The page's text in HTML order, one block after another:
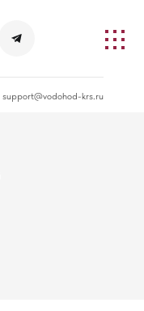
support@vodohod-krs.ru